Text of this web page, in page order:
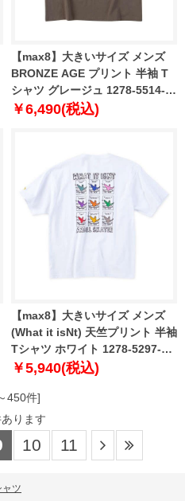
【max8】大きいサイズ メンズ
BRONZE AGE プリント 半袖 T
シャツ グレージュ 1278-5514-1
3L 4L 5L 6L 7L 8L
￥6,490(税込)
【max8】大きいサイズ メンズ
(What it isNt) 天竺プリント 半袖
Tシャツ ホワイト 1278-5297-1
3L 4L 5L 6L 8L
￥5,940(税込)
450件]
ります
10 11
ャツ